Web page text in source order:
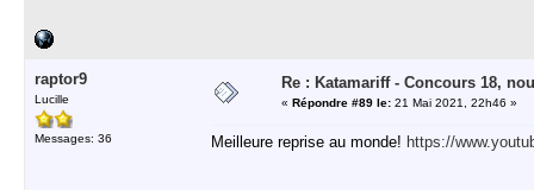
raptor9
Lucille
Messages: 36
Re : Katamariff - Concours 18,
« Répondre #89 le: 21 Mai 2021, 22h46 »
Meilleure reprise au monde! https://